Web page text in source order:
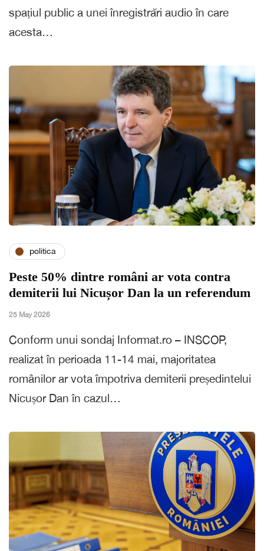
spațiul public a unei înregistrări audio în care
acesta…
politica
Peste 50% dintre români ar vota contra
demiterii lui Nicușor Dan la un referendum
25 May 2026
Conform unui sondaj Informat.ro – INSCOP,
realizat în perioada 11-14 mai, majoritatea
românilor ar vota împotriva demiterii președintelui
Nicușor Dan în cazul…